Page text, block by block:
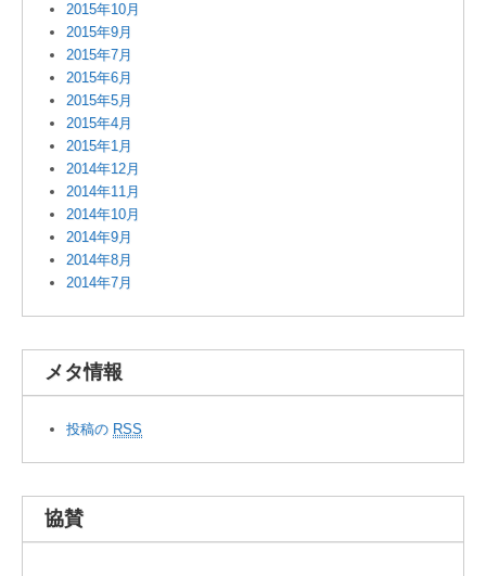
2015年10月
2015年9月
2015年7月
2015年6月
2015年5月
2015年4月
2015年1月
2014年12月
2014年11月
2014年10月
2014年9月
2014年8月
2014年7月
メタ情報
投稿の RSS
協賛